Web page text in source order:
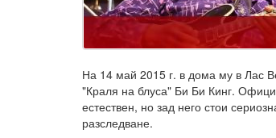
На 14 май 2015 г. в дома му в Лас
"Краля на блуса" Би Би Кинг.
естествен, но зад него стои
разследване.